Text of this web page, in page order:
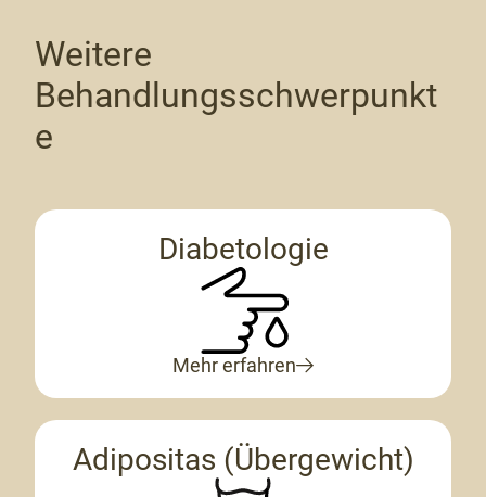
Weitere
Behandlungsschwerpunkt
e
Diabetologie
Mehr erfahren
Adipositas (Übergewicht)